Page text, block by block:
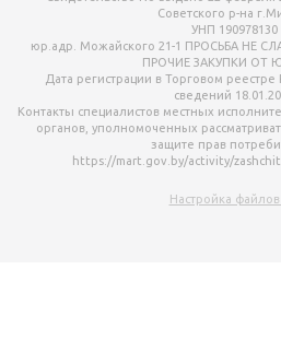
гири
турники
Советского р-на
УНП 190978130
юр.адр. Можайского 21-1 ПРОСЬБА НЕ
ПРОЧИЕ ЗАКУПКИ ОТ
Дата регистрации в Торговом реестре
сведений
Контакты специалистов местных
органов, уполномоченных
защите прав
https://mart.gov.by/activity/
Настройка